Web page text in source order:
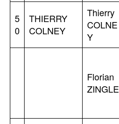
5
0
THIERRY
COLNEY
Thierry
COLNE
Y
Florian
ZINGLE